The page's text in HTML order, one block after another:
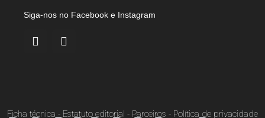
Siga-nos no Facebook e Instagram
Ficha técnica - Estatuto editorial - Parceiros - Política de privacidade